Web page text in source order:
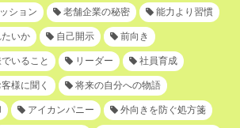
ション 老舗企業の秘密 能力より習慣
いか 自己開示 前向き
いること リーダー 社員育成
様に聞く 将来の自分への物語
アイカンパニー 外向きを防ぐ処方箋